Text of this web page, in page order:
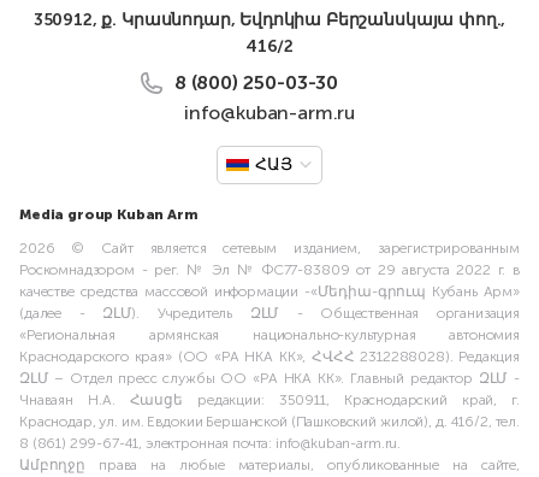
350912, ք. Կրասնոդար, Եվդոկիա Բերշանսկայա փող.,
416/2
8 (800) 250-03-30
info@kuban-arm.ru
ՀԱՅ
Media group Kuban Arm
2026 © Сайт является сетевым изданием, зарегистрированным
Роскомнадзором - рег. № Эл № ФС77-83809 от 29 августа 2022 г. в
качестве средства массовой информации -«Մեդիա-գրուպ Кубань Арм»
(далее - ԶԼՄ). Учредитель ԶԼՄ - Общественная организация
«Региональная армянская национально-культурная автономия
Краснодарского края» (ОО «РА НКА КК», ՀՎՀՀ 2312288028). Редакция
ԶԼՄ – Отдел пресс службы ОО «РА НКА КК». Главный редактор ԶԼՄ -
Чнаваян Н.А. Հասցե редакции: 350911, Краснодарский край, г.
Краснодар, ул. им. Евдокии Бершанской (Пашковский жилой), д. 416/2, тел.
8 (861) 299-67-41, электронная почта: info@kuban-arm.ru.
Ամբողջը права на любые материалы, опубликованные на сайте,